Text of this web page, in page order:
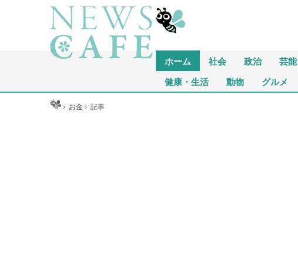
ホーム 社会 政治 芸能
健康・生活 動物 グルメ
ホーム › お金 ›記事